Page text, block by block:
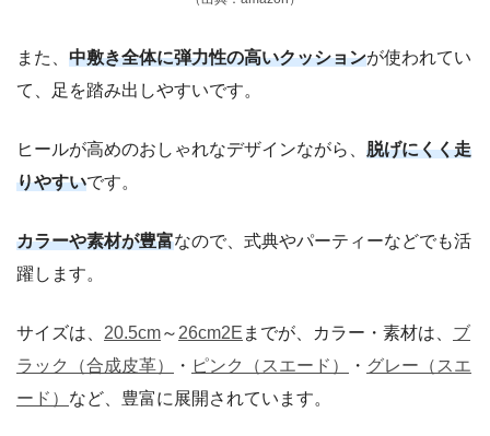
また、 中敷き全体に弾力性の高いクッションが使われてい
て、足を踏み出しやすいです。
ヒールが高めのおしゃれなデザインながら、 脱げにくく走
りやすいです。
カラーや素材が豊富なので、式典やパーティーなどでも活
躍します。
サイズは、 20.5cm～ 26cm2E までが、カラー・素材は、 ブ
ラック（合成皮革）
・ ピンク（スエード） ・ グレー（スエ
ード） など、豊富に展開されています。